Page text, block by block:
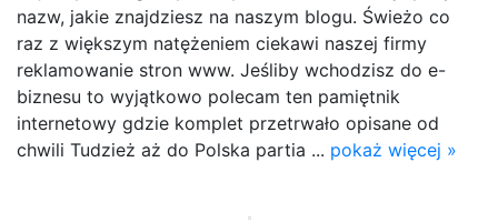
nazw, jakie znajdziesz na naszym blogu. Świeżo co
raz z większym natężeniem ciekawi naszej firmy
reklamowanie stron www. Jeśliby wchodzisz do e-
biznesu to wyjątkowo polecam ten pamiętnik
internetowy gdzie komplet przetrwało opisane od
chwili Tudzież aż do Polska partia ... pokaż więcej »